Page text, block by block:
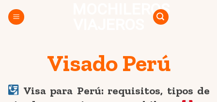
MOCHILEROS
Visado Perú
Visa para Perú: requisitos, tipos de